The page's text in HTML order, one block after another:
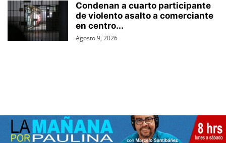
Condenan a cuarto participante
de violento asalto a comerciante
en centro...
Agosto 9, 2026